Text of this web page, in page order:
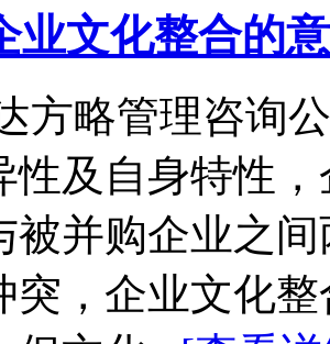
业文化整合的
方略管理咨询
性及自身特性
被并购企业之
突，企业文化